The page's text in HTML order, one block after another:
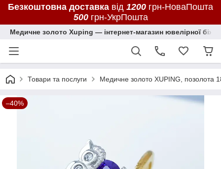
Безкоштовна доставка від 1200 грн-НоваПошта
500грн-УкрПошта
Медичне золото Xuping — інтернет-магазин ювелірної
Товари та послуги Медичне золото XUPING, позолота
–40%